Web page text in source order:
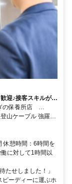
迎♪接客スキルが活
の保養所店
山ケーブル 強羅南
休憩時間：6時間を
に対して1時間以
たせしました！」
ピーディーに運ぶホ